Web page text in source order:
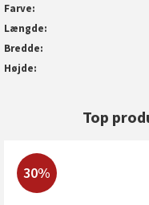
Farve
Længde
Bredde
Højde
Top
30%